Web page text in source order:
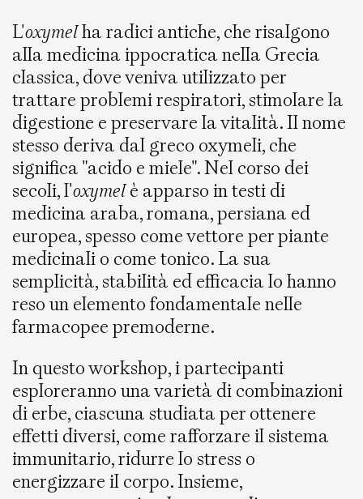
L'oxymelha radici antiche, che risalgono
alla medicina ippocratica nella Grecia
classica, dove veniva utilizzato per
trattare problemi respiratori, stimolare la
digestione e preservare la vitalità. Il nome
stesso deriva dal greco oxymeli, che
significa "acido e miele". Nel corso dei
secoli, l'oxymelè apparso in testi di
medicina araba, romana, persiana ed
europea, spesso come vettore per piante
medicinali o come tonico. La sua
semplicità, stabilità ed efficacia lo hanno
reso un elemento fondamentale nelle
farmacopee premoderne.
In questo workshop, i partecipanti
esploreranno una varietà di combinazioni
di erbe, ciascuna studiata per ottenere
effetti diversi, come rafforzare il sistema
immunitario, ridurre lo stress o
energizzare il corpo. Insieme,